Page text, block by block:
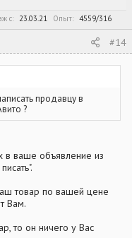
c 23.03.21 Опыт 4559/316
#14
продавцу в
?
ваше объявление из
товар по вашей цене
Вам.
то он ничего у Вас